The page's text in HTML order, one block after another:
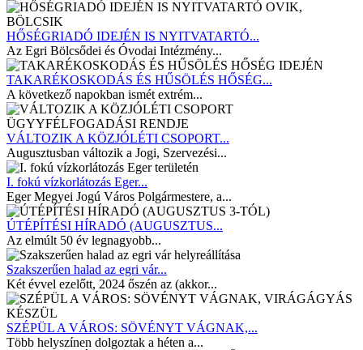
HŐSÉGRIADÓ IDEJÉN IS NYITVATARTÓ...
Az Egri Bölcsődei és Óvodai Intézmény...
TAKARÉKOSKODÁS ÉS HŰSÖLÉS HŐSÉG...
A következő napokban ismét extrém...
VÁLTOZIK A KÖZJÓLÉTI CSOPORT...
Augusztusban változik a Jogi, Szervezési...
I. fokú vízkorlátozás Eger...
Eger Megyei Jogú Város Polgármestere, a...
ÚTÉPÍTÉSI HÍRADÓ (AUGUSZTUS...
Az elmúlt 50 év legnagyobb...
Szakszerűen halad az egri vár...
Két évvel ezelőtt, 2024 őszén az (akkor...
SZÉPÜL A VÁROS: SÖVÉNYT VÁGNAK,...
Több helyszínen dolgoztak a héten a...